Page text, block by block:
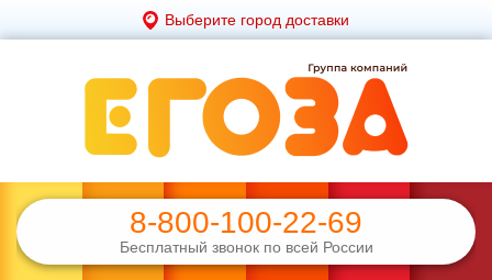
Выберите город доставки
8-800-100-22-69
Бесплатный звонок по всей России